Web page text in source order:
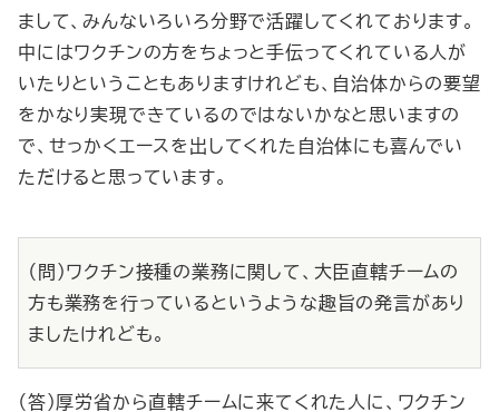
まして、みんないろいろ分野で活躍してくれております。
中にはワクチンの方をちょっと手伝ってくれている人が
いたりということもありますけれども、自治体からの要望
をかなり実現できているのではないかなと思いますの
で、せっかくエースを出してくれた自治体にも喜んでい
ただけると思っています。
（問）ワクチン接種の業務に関して、大臣直轄チームの
方も業務を行っているというような趣旨の発言があり
ましたけれども。
（答）厚労省から直轄チームに来てくれた人に、ワクチン